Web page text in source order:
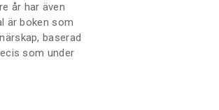
år har även
är boken som
baserad
som under
honom